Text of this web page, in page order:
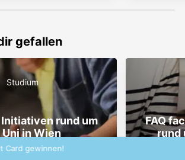
Frequency ist unsere Brand of the
gefallen
Studium
rund um
Uni in Wien
FAQ
rund